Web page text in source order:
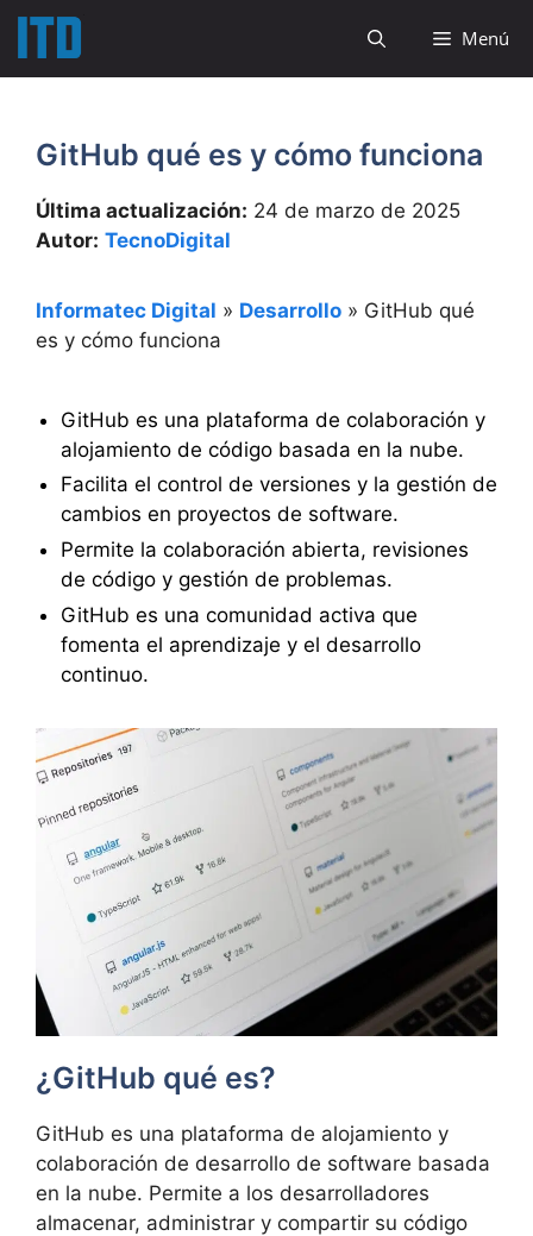
Saltar
contenido
Menú
GitHub qué es y cómo funciona
Última actualización: 24 de marzo de 2025
Autor: TecnoDigital
Informatec Digital » Desarrollo » GitHub qué
es y cómo funciona
GitHub es una plataforma de colaboración y
alojamiento de código basada en la nube.
Facilita el control de versiones y la gestión de
cambios en proyectos de software.
Permite la colaboración abierta, revisiones
de código y gestión de problemas.
GitHub es una comunidad activa que
fomenta el aprendizaje y el desarrollo
continuo.
¿GitHub qué es?
GitHub es una plataforma de alojamiento y
colaboración de desarrollo de software basada
en la nube. Permite a los desarrolladores
almacenar, administrar y compartir su código